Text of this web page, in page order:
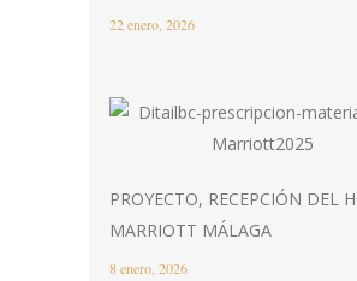
22 enero, 2026
PROYECTO, RECEPCIÓN DEL
MARRIOTT MÁLAGA
8 enero, 2026